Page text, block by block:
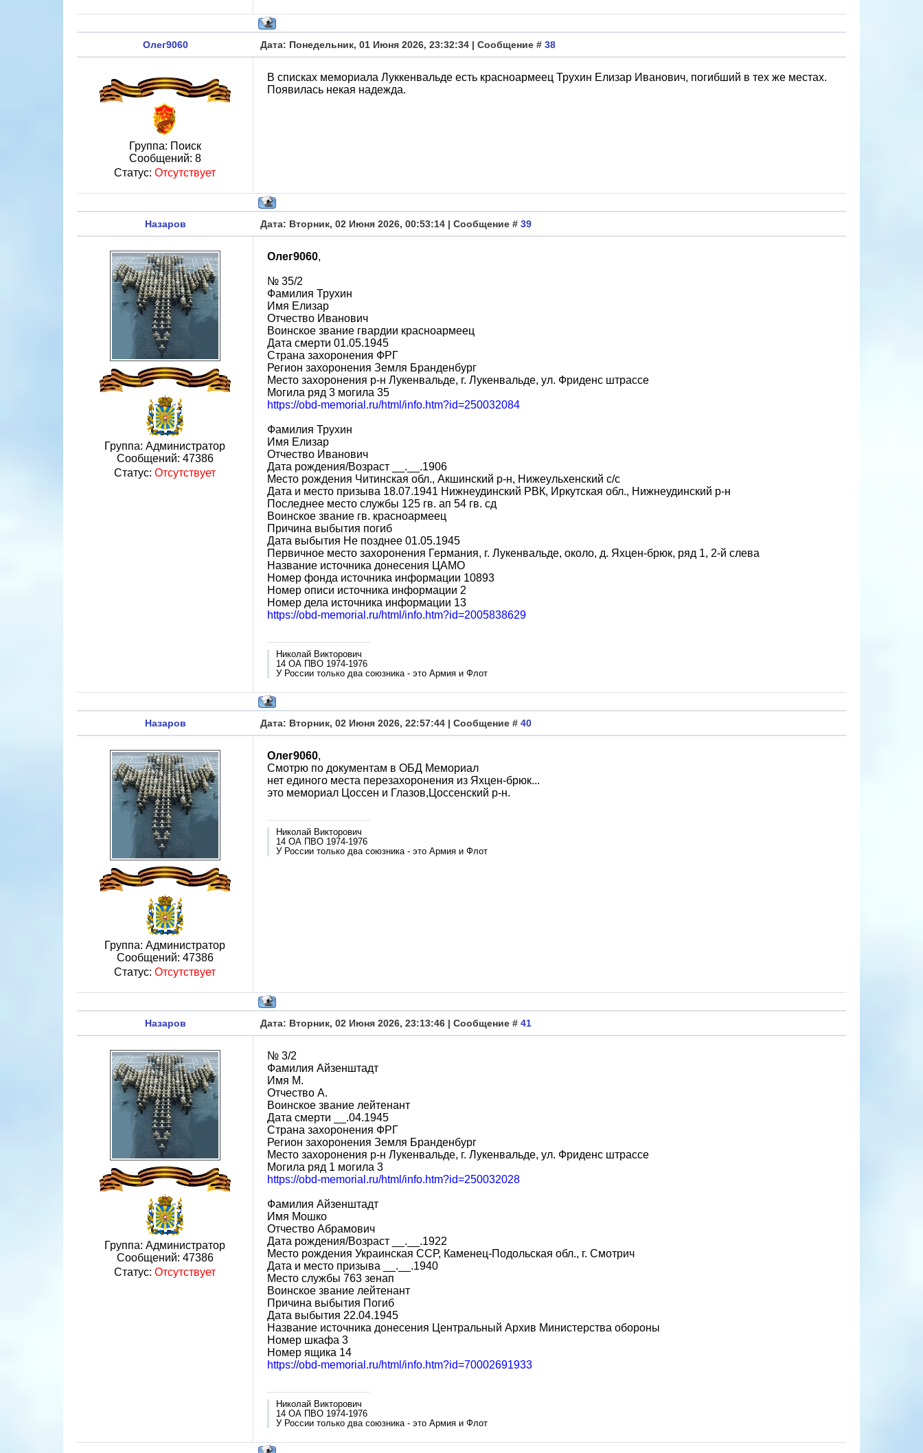
Олег9060 Дата: Понедельник, 01 Июня 2026, 23:32:34 | Сообщение # 38
Группа: Поиск
Сообщений: 8
Статус: Отсутствует
В списках мемориала Луккенвальде есть красноармеец Трухин Елизар Иванович, погибший в тех же местах.
Появилась некая надежда.
Назаров Дата: Вторник, 02 Июня 2026, 00:53:14 | Сообщение # 39
Группа: Администратор
Сообщений: 47386
Статус: Отсутствует
Олег9060,
№ 35/2
Фамилия Трухин
Имя Елизар
Отчество Иванович
Воинское звание гвардии красноармеец
Дата смерти 01.05.1945
Страна захоронения ФРГ
Регион захоронения Земля Бранденбург
Место захоронения р-н Лукенвальде, г. Лукенвальде, ул. Фриденс штрассе
Могила ряд 3 могила 35
https://obd-memorial.ru/html/info.htm?id=250032084
Фамилия Трухин
Имя Елизар
Отчество Иванович
Дата рождения/Возраст __.__.1906
Место рождения Читинская обл., Акшинский р-н, Нижеульхенский с/с
Дата и место призыва 18.07.1941 Нижнеудинский РВК, Иркутская обл., Нижнеудинский р-н
Последнее место службы 125 гв. ап 54 гв. сд
Воинское звание гв. красноармеец
Причина выбытия погиб
Дата выбытия Не позднее 01.05.1945
Первичное место захоронения Германия, г. Лукенвальде, около, д. Яхцен-брюк, ряд 1, 2-й слева
Название источника донесения ЦАМО
Номер фонда источника информации 10893
Номер описи источника информации 2
Номер дела источника информации 13
https://obd-memorial.ru/html/info.htm?id=2005838629
Николай Викторович
14 ОА ПВО 1974-1976
У России только два союзника - это Армия и Флот
Назаров Дата: Вторник, 02 Июня 2026, 22:57:44 | Сообщение # 40
Группа: Администратор
Сообщений: 47386
Статус: Отсутствует
Олег9060,
Смотрю по документам в ОБД Мемориал
нет единого места перезахоронения из Яхцен-брюк...
это мемориал Цоссен и Глазов,Цоссенский р-н.
Николай Викторович
14 ОА ПВО 1974-1976
У России только два союзника - это Армия и Флот
Назаров Дата: Вторник, 02 Июня 2026, 23:13:46 | Сообщение # 41
Группа: Администратор
Сообщений: 47386
Статус: Отсутствует
№ 3/2
Фамилия Айзенштадт
Имя М.
Отчество А.
Воинское звание лейтенант
Дата смерти __.04.1945
Страна захоронения ФРГ
Регион захоронения Земля Бранденбург
Место захоронения р-н Лукенвальде, г. Лукенвальде, ул. Фриденс штрассе
Могила ряд 1 могила 3
https://obd-memorial.ru/html/info.htm?id=250032028
Фамилия Айзенштадт
Имя Мошко
Отчество Абрамович
Дата рождения/Возраст __.__.1922
Место рождения Украинская ССР, Каменец-Подольская обл., г. Смотрич
Дата и место призыва __.__.1940
Место службы 763 зенап
Воинское звание лейтенант
Причина выбытия Погиб
Дата выбытия 22.04.1945
Название источника донесения Центральный Архив Министерства обороны
Номер шкафа 3
Номер ящика 14
https://obd-memorial.ru/html/info.htm?id=70002691933
Николай Викторович
14 ОА ПВО 1974-1976
У России только два союзника - это Армия и Флот